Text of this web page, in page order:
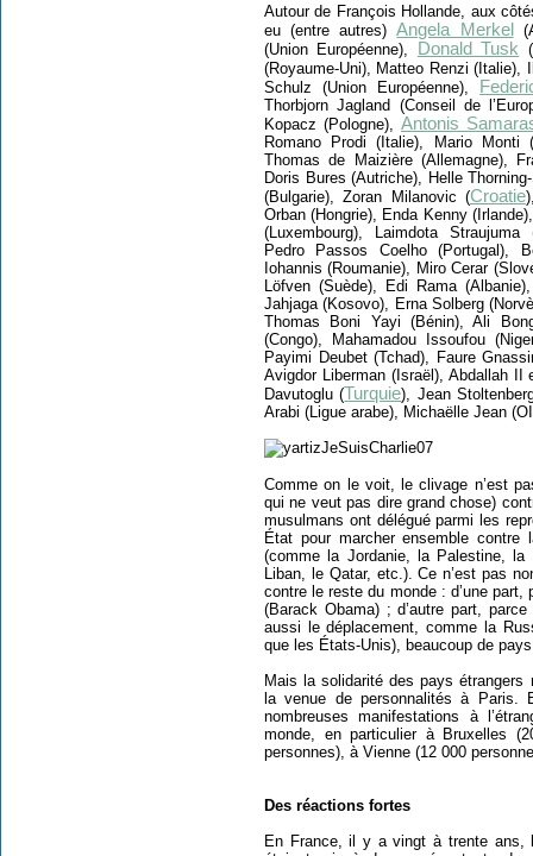
Autour de François Hollande, aux
eu (entre autres)Angela Merkel
(Union Européenne),
Donald Tusk
(Royaume-Uni), Matteo Renzi (Italie),
Schulz (Union Européenne),
Thorbjorn Jagland (Conseil de
Kopacz (Pologne), Antonis
Romano Prodi (Italie), Mario Monti
Thomas de Maizière (Allemagne),
Doris Bures (Autriche), Helle
(Bulgarie), Zoran Milanovic (Croatie
Orban (Hongrie), Enda Kenny
(Luxembourg), Laimdota
Pedro Passos Coelho (Portugal),
Iohannis (Roumanie), Miro Cerar
Löfven (Suède), Edi Rama
Jahjaga (Kosovo), Erna Solberg
Thomas Boni Yayi (Bénin), Ali
(Congo), Mahamadou Issoufou
Payimi Deubet (Tchad), Faure
Avigdor Liberman (Israël), Abdallah
Davutoglu (Turquie), Jean
Arabi (Ligue arabe), Michaëlle Jean
Comme on le voit, le clivage n’est
qui ne veut pas dire grand chose)
musulmans ont délégué parmi les
État pour marcher ensemble contre
(comme la Jordanie, la Palestine,
Liban, le Qatar, etc.). Ce n’est pas
contre le reste du monde : d’une part,
(Barack Obama) ; d’autre part,
aussi le déplacement, comme la
que les États-Unis), beaucoup de
Mais la solidarité des pays étrangers
la venue de personnalités à Paris.
nombreuses manifestations à
monde, en particulier à Bruxelles
personnes), à Vienne (12 000
Des réactions fortes
En France, il y a vingt à trente ans,